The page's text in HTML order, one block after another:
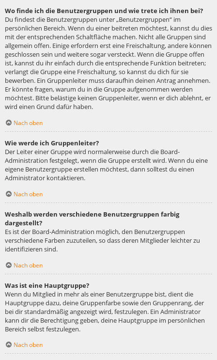
Wo finde ich die Benutzergruppen und wie trete ich ihnen bei?
Du findest die Benutzergruppen unter „Benutzergruppen“ im
persönlichen Bereich. Wenn du einer beitreten möchtest, kannst du dies
mit der entsprechenden Schaltfläche machen. Nicht alle Gruppen sind
allgemein offen. Einige erfordern erst eine Freischaltung, andere können
geschlossen sein und weitere sogar versteckt. Wenn die Gruppe offen
ist, kannst du ihr einfach durch die entsprechende Funktion beitreten;
verlangt die Gruppe eine Freischaltung, so kannst du dich für sie
bewerben. Ein Gruppenleiter muss daraufhin deinen Antrag annehmen.
Er könnte fragen, warum du in die Gruppe aufgenommen werden
möchtest. Bitte belästige keinen Gruppenleiter, wenn er dich ablehnt, er
wird einen Grund dafür haben.
Nach oben
Wie werde ich Gruppenleiter?
Der Leiter einer Gruppe wird normalerweise durch die Board-
Administration festgelegt, wenn die Gruppe erstellt wird. Wenn du eine
eigene Benutzergruppe erstellen möchtest, dann solltest du einen
Administrator kontaktieren.
Nach oben
Weshalb werden verschiedene Benutzergruppen farbig
dargestellt?
Es ist der Board-Administration möglich, den Benutzergruppen
verschiedene Farben zuzuteilen, so dass deren Mitglieder leichter zu
identifizieren sind.
Nach oben
Was ist eine Hauptgruppe?
Wenn du Mitglied in mehr als einer Benutzergruppe bist, dient die
Hauptgruppe dazu, deine Gruppenfarbe sowie den Gruppenrang, der
bei dir standardmäßig angezeigt wird, festzulegen. Ein Administrator
kann dir die Berechtigung geben, deine Hauptgruppe im persönlichen
Bereich selbst festzulegen.
Nach oben